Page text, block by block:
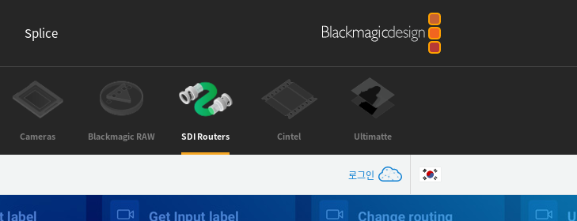
Splice
Cameras Blackmagic RAW SDI Routers Cintel Ultimatte
로그인